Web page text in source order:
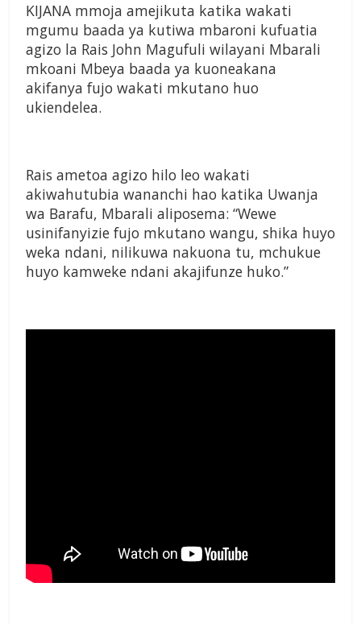
KIJANA mmoja amejikuta katika wakati
mgumu baada ya kutiwa mbaroni kufuatia
agizo la Rais John Magufuli wilayani Mbarali
mkoani Mbeya baada ya kuoneakana
akifanya fujo wakati mkutano huo
ukiendelea.
Rais ametoa agizo hilo leo wakati
akiwahutubia wananchi hao katika Uwanja
wa Barafu, Mbarali aliposema: “Wewe
usinifanyizie fujo mkutano wangu, shika huyo
weka ndani, nilikuwa nakuona tu, mchukue
huyo kamweke ndani akajifunze huko.”